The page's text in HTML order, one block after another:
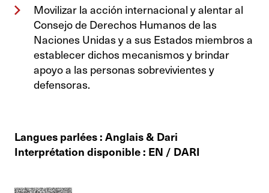
Movilizar la acción internacional y alentar al
Consejo de Derechos Humanos de las
Naciones Unidas y a sus Estados miembros a
establecer dichos mecanismos y brindar
apoyo a las personas sobrevivientes y
defensoras.
Langues parlées : Anglais & Dari
Interprétation disponible : EN / DARI